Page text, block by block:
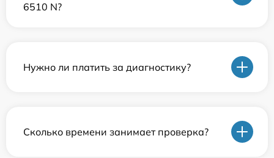
6510 N?
Нужно ли платить за диагностику?
Сколько времени занимает проверка?